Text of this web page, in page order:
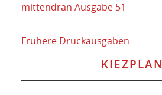
mittendran Ausgabe 51
Frühere Druckausgaben
KIEZPLAN